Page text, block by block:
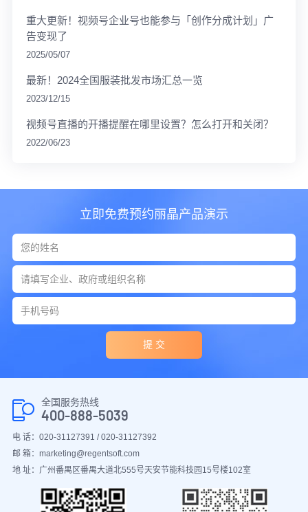
重大更新！视频号企业号也能参与「创作分成计划」广
告变现了
2025/05/07
最新！2024全国服装批发市场汇总一览
2023/12/15
视频号直播的开播提醒在哪里设置？怎么打开和关闭？
2022/06/23
立即免费预约丽晶产品演示
提 交
全国服务热线
400-888-5039
电 话：020-31127391 / 020-31127392
邮 箱：marketing@regentsoft.com
地 址：广州番禺区番禺大道北555号天安节能科技园15号楼102室